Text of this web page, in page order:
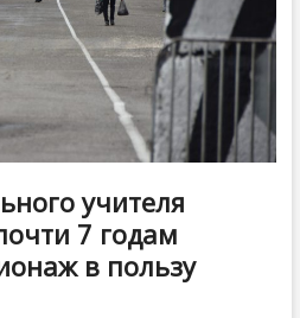
учителя
7 годам
в пользу